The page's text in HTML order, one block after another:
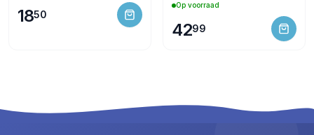
1850
Op voorraad
4299